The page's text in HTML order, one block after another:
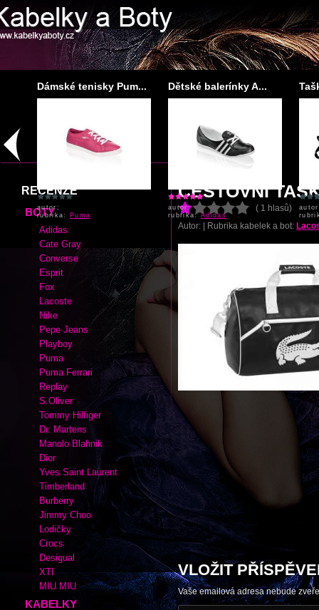
Dámské tenisky Pum...
autor:
rubrika: Puma
Dětské balerínky A...
autor:
rubrika:Adidas
CESTOVNÍ
( 1 hlasů)
Rubrika kabelek a bot:
RECENZE
BOTY
Adidas
Cate Gray
Converse
Esprit
Fox
Lacoste
Nike
Pepe Jeans
Playboy
Puma
Puma Ferrari
Replay
S.Oliver
Tommy Hilfiger
Dr. Martens
Manolo Blahnik
Dior
Yves Saint Laurent
Timberland
Burberry